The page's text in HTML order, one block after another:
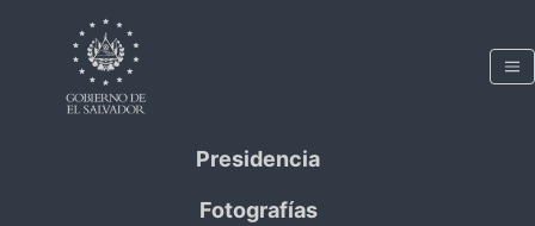
Presidencia
Fotografías